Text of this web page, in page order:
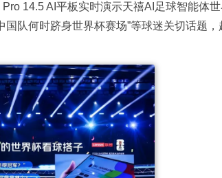
14.5 AI平板实时演示天禧AI足球智能体
队何时跻身世界杯赛场”等球迷关切话题